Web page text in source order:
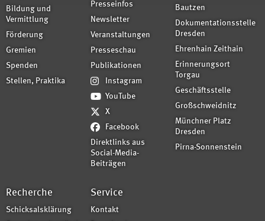
Bildung und
Vermittlung
Förderung
Gremien
Spenden
Stellen, Praktika
Presseinfos
Newsletter
Veranstaltungen
Presseschau
Publikationen
Instagram
YouTube
X
Facebook
Direktlinks aus
Social-Media-
Beiträgen
Bautzen
Dokumentationsstelle
Dresden
Ehrenhain Zeithain
Erinnerungsort
Torgau
Geschäftsstelle
Großschweidnitz
Münchner Platz
Dresden
Pirna-Sonnenstein
Recherche
Schicksalsklärung
Service
Kontakt